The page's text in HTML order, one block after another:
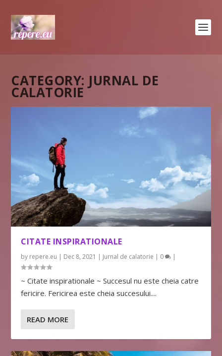
CATEGORY: JURNAL DE
CALATORIE
CITATE INSPIRATIONALE
by repere.eu | Dec 8, 2021 | Jurnal de calatorie | 0 |
~ Citate inspirationale ~ Succesul nu este cheia catre
fericire. Fericirea este cheia succesului....
READ MORE